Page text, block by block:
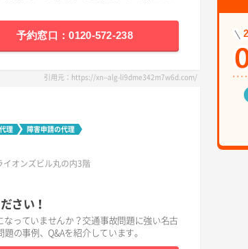
予約窓口：0120-572-238
引用元：https://xn--alg-li9dme342m7w6d.com/
理 障害申請の代理
イオンズビル丸の内3階
さい！
っていませんか？交通事故問題に強い名古
の事例、Q&Aを紹介しています。